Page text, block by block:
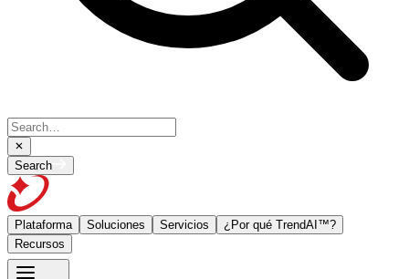
Search
Plataforma Soluciones Servicios
¿Por qué TrendAI™?
Recursos